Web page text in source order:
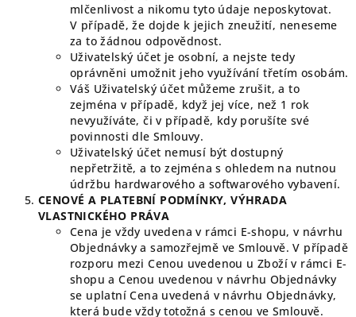
mlčenlivost a nikomu tyto údaje neposkytovat.
V případě, že dojde k jejich zneužití, neneseme
za to žádnou odpovědnost.
Uživatelský účet je osobní, a nejste tedy
oprávněni umožnit jeho využívání třetím osobám.
Váš Uživatelský účet můžeme zrušit, a to
zejména v případě, když jej více, než 1 rok
nevyužíváte, či v případě, kdy porušíte své
povinnosti dle Smlouvy.
Uživatelský účet nemusí být dostupný
nepřetržitě, a to zejména s ohledem na nutnou
údržbu hardwarového a softwarového vybavení.
CENOVÉ A PLATEBNÍ PODMÍNKY, VÝHRADA
VLASTNICKÉHO PRÁVA
Cena je vždy uvedena v rámci E-shopu, v návrhu
Objednávky a samozřejmě ve Smlouvě. V případě
rozporu mezi Cenou uvedenou u Zboží v rámci E-
shopu a Cenou uvedenou v návrhu Objednávky
se uplatní Cena uvedená v návrhu Objednávky,
která bude vždy totožná s cenou ve Smlouvě.